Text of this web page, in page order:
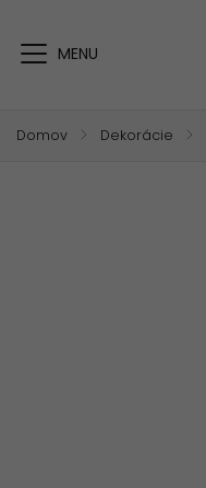
Domov / Dekorácie /